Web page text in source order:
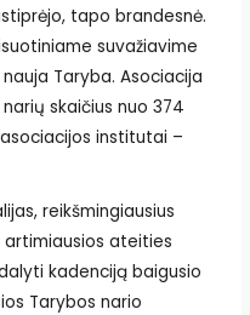
tapo brandesnė.
suvažiavime
Taryba. Asociacija
skaičius nuo 374
institutai –
reikšmingiausius
artimiausios ateities
kadenciją baigusio
Tarybos nario